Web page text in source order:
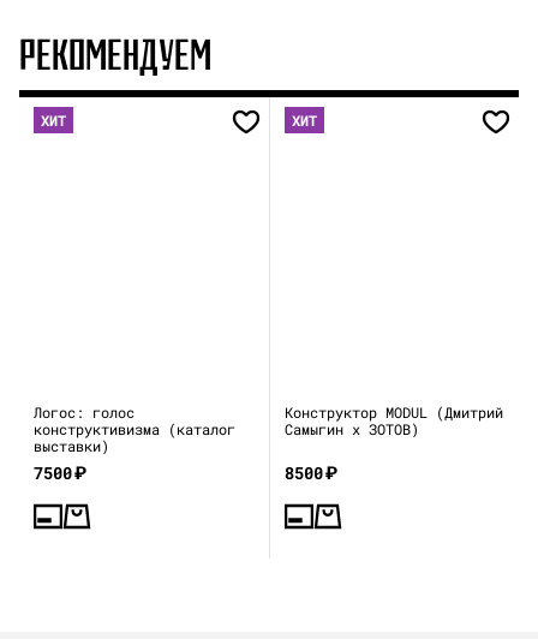
РЕКОМЕНДУЕМ
ХИТ
Логос: голос
конструктивизма (каталог
выставки)
7500₽
ХИТ
Конструктор MODUL (Дмитрий
Самыгин x ЗОТОВ)
8500₽